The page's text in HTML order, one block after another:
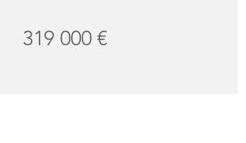
319 000 €